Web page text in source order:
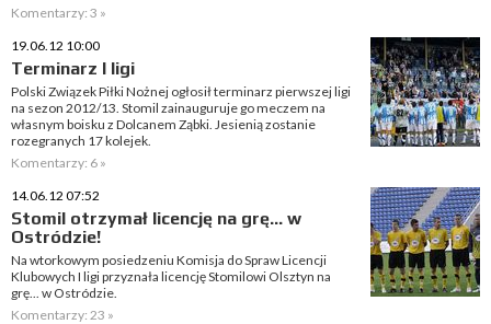
Komentarzy: 3 »
19.06.12 10:00
Terminarz I ligi
Polski Związek Piłki Nożnej ogłosił terminarz pierwszej ligi
na sezon 2012/13. Stomil zainauguruje go meczem na
własnym boisku z Dolcanem Ząbki. Jesienią zostanie
rozegranych 17 kolejek.
Komentarzy: 6 »
14.06.12 07:52
Stomil otrzymał licencję na grę... w
Ostródzie!
Na wtorkowym posiedzeniu Komisja do Spraw Licencji
Klubowych I ligi przyznała licencję Stomilowi Olsztyn na
grę... w Ostródzie.
Komentarzy: 23 »